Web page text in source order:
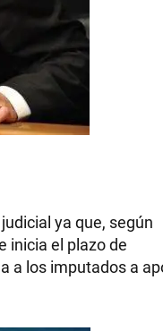
ya que, según
inicia el plazo de
a los imputados a